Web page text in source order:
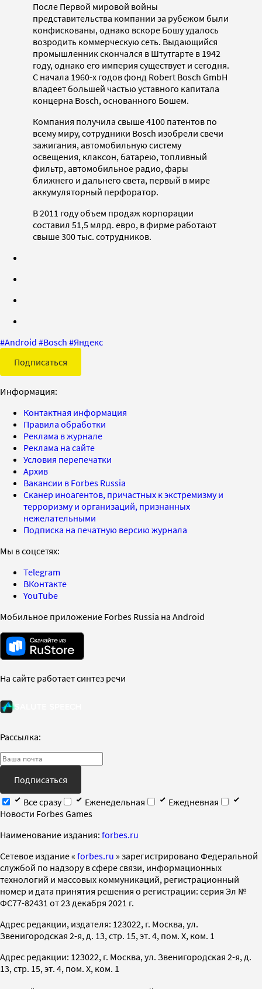
После Первой мировой войны
представительства компании за рубежом были
конфискованы, однако вскоре Бошу удалось
возродить коммерческую сеть. Выдающийся
промышленник скончался в Штутгарте в 1942
году, однако его империя существует и сегодня.
С начала 1960-х годов фонд Robert Bosch GmbH
владеет большей частью уставного капитала
концерна Bosch, основанного Бошем.
Компания получила свыше 4100 патентов по
всему миру, сотрудники Bosch изобрели свечи
зажигания, автомобильную систему
освещения, клаксон, батарею, топливный
фильтр, автомобильное радио, фары
ближнего и дальнего света, первый в мире
аккумуляторный перфоратор.
В 2011 году объем продаж корпорации
составил 51,5 млрд. евро, в фирме работают
свыше 300 тыс. сотрудников.
#Android #Bosch #Яндекс
Подписаться
Информация:
Контактная информация
Правила обработки
Реклама в журнале
Реклама на сайте
Условия перепечатки
Архив
Вакансии в Forbes Russia
Сканер иноагентов, причастных к экстремизму и
терроризму и организаций, признанных
нежелательными
Подписка на печатную версию журнала
Мы в соцсетях:
Telegram
ВКонтакте
YouTube
Мобильное приложение Forbes Russia на Android
На сайте работает синтез речи
Рассылка:
Подписаться
Все сразу
Еженедельная
Ежедневная
Новости Forbes Games
Наименование издания: forbes.ru
Cетевое издание « forbes.ru » зарегистрировано Федеральной
службой по надзору в сфере связи, информационных
технологий и массовых коммуникаций, регистрационный
номер и дата принятия решения о регистрации: серия Эл №
ФС77-82431 от 23 декабря 2021 г.
Адрес редакции, издателя: 123022, г. Москва, ул.
Звенигородская 2-я, д. 13, стр. 15, эт. 4, пом. X, ком. 1
Адрес редакции: 123022, г. Москва, ул. Звенигородская 2-я, д.
13, стр. 15, эт. 4, пом. X, ком. 1